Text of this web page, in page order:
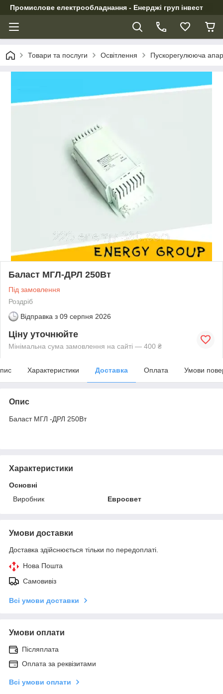
Промислове електрообладнання - Енерджі груп інвест
Товари та послуги Освітлення Пускорегулююча
Баласт МГЛ-ДРЛ 250Вт
Під замовлення
Роздріб
Відправка з 09 серпня 2026
Ціну уточнюйте
Мінімальна сума замовлення на сайті — 400 ₴
Характеристики Доставка Оплата Умови
Опис
Баласт МГЛ -ДРЛ 250Вт
Характеристики
Основні
Виробник
Евросвет
Умови доставки
Доставка здійснюється тільки по передоплаті.
Нова Пошта
Самовивіз
Всі умови доставки
Умови оплати
Післяплата
Оплата за реквізитами
Всі умови оплати